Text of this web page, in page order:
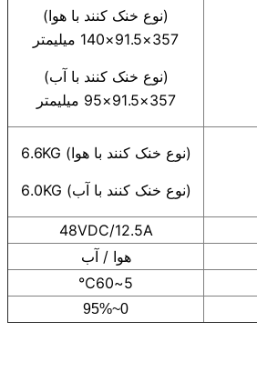
(نوع خنک کنند با هوا)
357×91.5×140 میلیمتر
(نوع خنک کنند با آب)
357×91.5×95 میلیمتر
(نوع خنک کنند با هوا) 6.6KG
(نوع خنک کنند با آب) 6.0KG
48VDC/12.5A
هوا / آب
5~60℃
0~95%